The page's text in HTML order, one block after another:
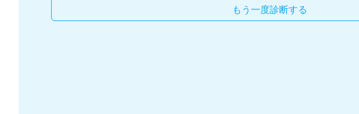
もう一度診断する